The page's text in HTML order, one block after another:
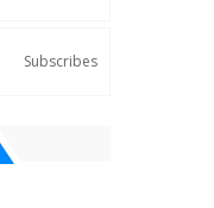
Subscribes